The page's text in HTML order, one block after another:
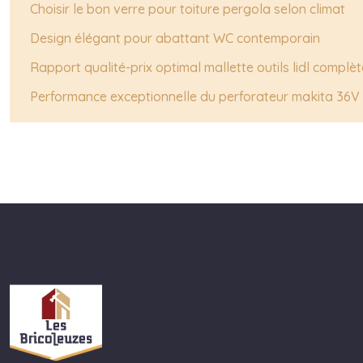
Choisir le bon verre pour toiture pergola selon climat
Design élégant pour abattant WC contemporain
Rapport qualité-prix optimal mallette outils lidl
Performance exceptionnelle du perforateur makita